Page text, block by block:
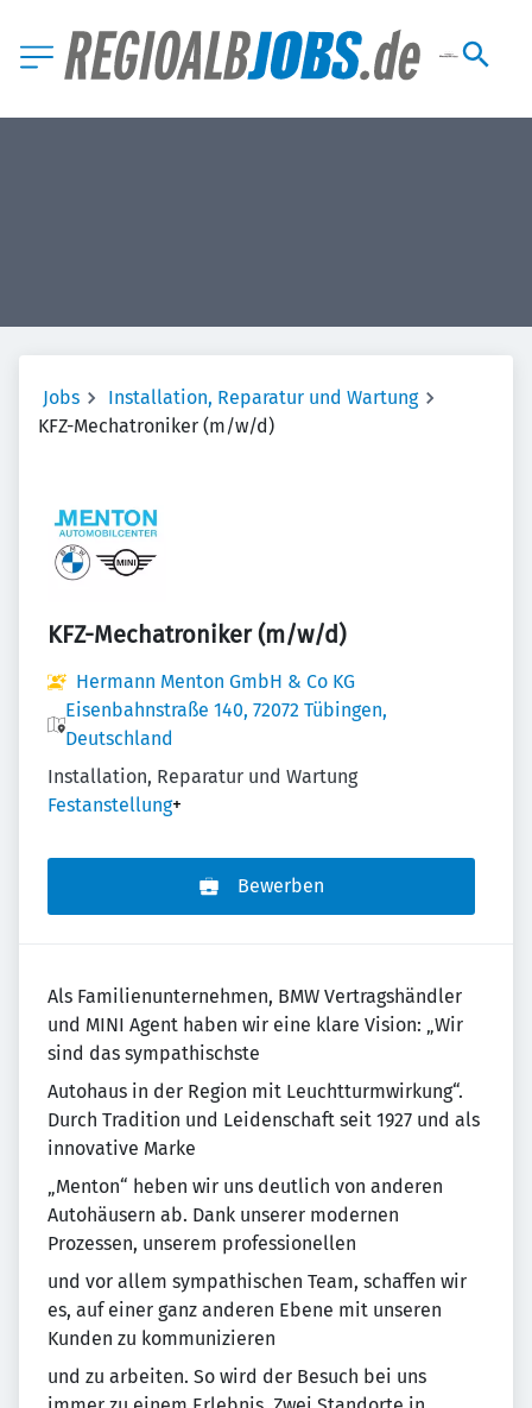
Jobs
Installation, Reparatur und Wartung
KFZ-Mechatroniker (m/w/d)
KFZ-Mechatroniker (m/w/d)
Hermann Menton GmbH & Co KG
Eisenbahnstraße 140, 72072 Tübingen,
Deutschland
Installation, Reparatur und Wartung
Festanstellung+
Bewerben
Als Familienunternehmen, BMW Vertragshändler
und MINI Agent haben wir eine klare Vision: „Wir
sind das sympathischste
Autohaus in der Region mit Leuchtturmwirkung“.
Durch Tradition und Leidenschaft seit 1927 und als
innovative Marke
„Menton“ heben wir uns deutlich von anderen
Autohäusern ab. Dank unserer modernen
Prozessen, unserem professionellen
und vor allem sympathischen Team, schaffen wir
es, auf einer ganz anderen Ebene mit unseren
Kunden zu kommunizieren
und zu arbeiten. So wird der Besuch bei uns